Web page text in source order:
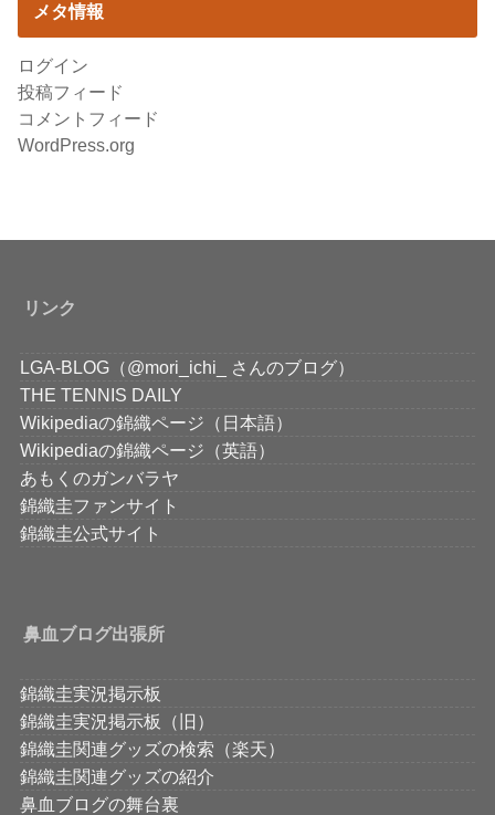
メタ情報
ログイン
投稿フィード
コメントフィード
WordPress.org
リンク
LGA-BLOG（@mori_ichi_ さんのブログ）
THE TENNIS DAILY
Wikipediaの錦織ページ（日本語）
Wikipediaの錦織ページ（英語）
あもくのガンバラヤ
錦織圭ファンサイト
錦織圭公式サイト
鼻血ブログ出張所
錦織圭実況掲示板
錦織圭実況掲示板（旧）
錦織圭関連グッズの検索（楽天）
錦織圭関連グッズの紹介
鼻血ブログの舞台裏